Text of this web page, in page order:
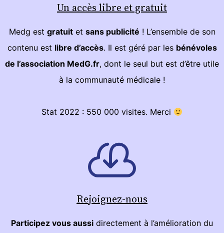
Un accès libre et gratuit
Medg est gratuitet sans publicité ! L’ensemble de son
contenu est libre d’accès. Il est géré par les bénévoles
de l’association MedG.fr, dont le seul but est d’être utile
à la communauté médicale !
Stat 2022 : 550 000 visites. Merci
Rejoignez-nous
Participez vous aussi directement à l’amélioration du